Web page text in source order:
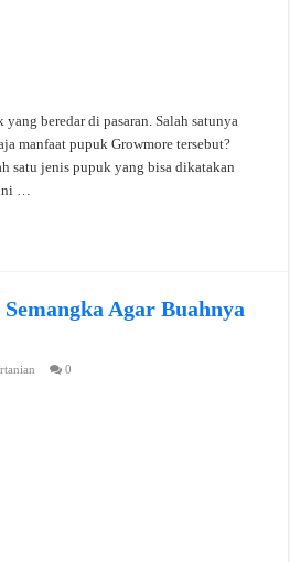
beredar di pasaran. Salah satunya
manfaat pupuk Growmore tersebut?
satu jenis pupuk yang bisa dikatakan
ini …
Agar Buahnya
0